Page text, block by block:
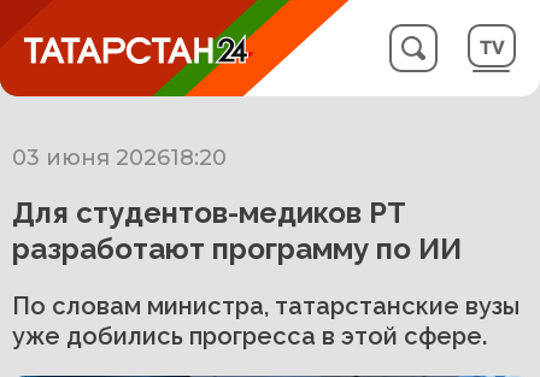
03 июня 202618:20
Для студентов-медиков РТ
разработают программу по ИИ
По словам министра, татарстанские вузы
уже добились прогресса в этой сфере.